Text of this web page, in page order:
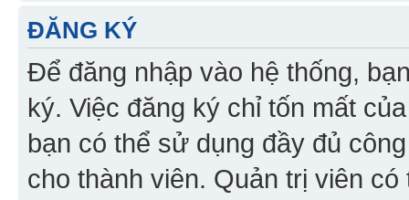
ĐĂNG KÝ
Để đăng nhập vào hệ thống,
ký. Việc đăng ký chỉ tốn mất
bạn có thể sử dụng đầy đủ
cho thành viên. Quản trị viên